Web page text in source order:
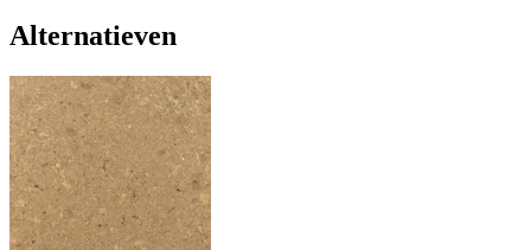
Alternatieven